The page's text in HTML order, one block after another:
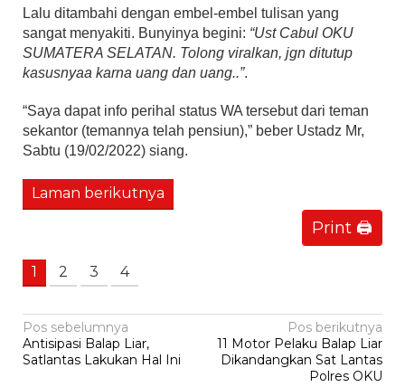
Lalu ditambahi dengan embel-embel tulisan yang
sangat menyakiti. Bunyinya begini: “Ust Cabul OKU
SUMATERA SELATAN. Tolong viralkan, jgn ditutup
kasusnyaa karna uang dan uang..”.
“Saya dapat info perihal status WA tersebut dari teman
sekantor (temannya telah pensiun),” beber Ustadz Mr,
Sabtu (19/02/2022) siang.
Laman berikutnya
Print 🖨
1 2 3 4
Navigasi
pos
Pos sebelumnya
Antisipasi Balap Liar,
Satlantas Lakukan Hal Ini
Pos berikutnya
11 Motor Pelaku Balap Liar
Dikandangkan Sat Lantas
Polres OKU